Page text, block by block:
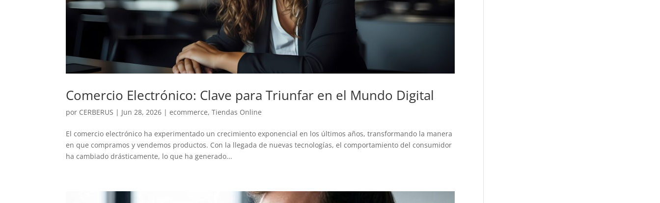
Comercio Electrónico: Clave para Triunfar en el Mundo Digital
por CERBERUS | Jun 28, 2026 |ecommerce,Tiendas Online
El comercio electrónico ha experimentado un crecimiento exponencial en los últimos años, transformando la manera
en que compramos y vendemos productos. Con la llegada de nuevas tecnologías, el comportamiento del consumidor
ha cambiado drásticamente, lo que ha generado...